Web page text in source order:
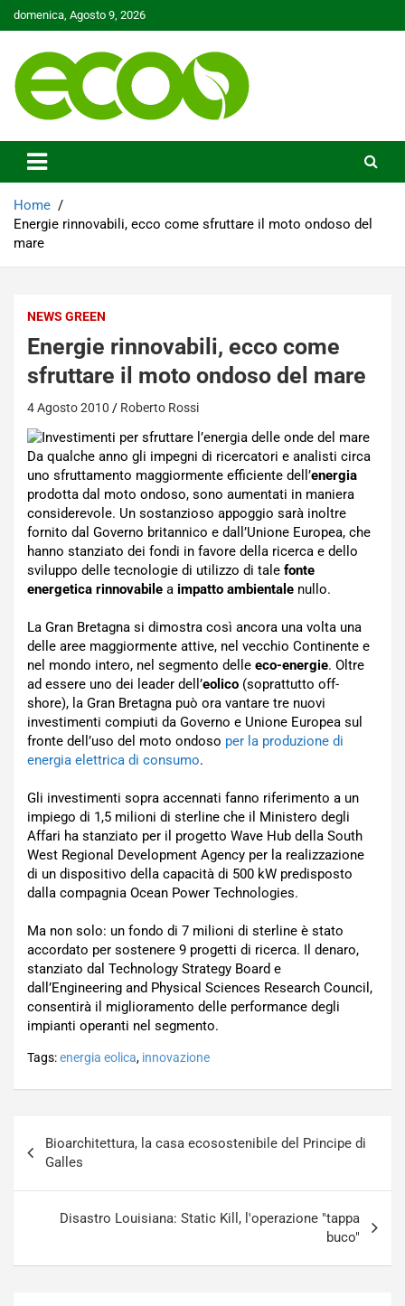
Skip
to
domenica, Agosto 9, 2026
Ecoo.it
Home
Energie rinnovabili, ecco come sfruttare il moto ondoso del
mare
NEWS GREEN
Energie rinnovabili, ecco come
sfruttare il moto ondoso del mare
4 Agosto 2010 Roberto Rossi
Da qualche anno gli impegni di ricercatori e analisti circa
uno sfruttamento maggiormente efficiente dell’energia
prodotta dal moto ondoso, sono aumentati in maniera
considerevole. Un sostanzioso appoggio sarà inoltre
fornito dal Governo britannico e dall’Unione Europea, che
hanno stanziato dei fondi in favore della ricerca e dello
sviluppo delle tecnologie di utilizzo di tale fonte
energetica rinnovabile a impatto ambientale nullo.
La Gran Bretagna si dimostra così ancora una volta una
delle aree maggiormente attive, nel vecchio Continente e
nel mondo intero, nel segmento delle eco-energie. Oltre
ad essere uno dei leader dell’eolico (soprattutto off-
shore), la Gran Bretagna può ora vantare tre nuovi
investimenti compiuti da Governo e Unione Europea sul
fronte dell’uso del moto ondoso per la produzione di
energia elettrica di consumo.
Gli investimenti sopra accennati fanno riferimento a un
impiego di 1,5 milioni di sterline che il Ministero degli
Affari ha stanziato per il progetto Wave Hub della South
West Regional Development Agency per la realizzazione
di un dispositivo della capacità di 500 kW predisposto
dalla compagnia Ocean Power Technologies.
Ma non solo: un fondo di 7 milioni di sterline è stato
accordato per sostenere 9 progetti di ricerca. Il denaro,
stanziato dal Technology Strategy Board e
dall’Engineering and Physical Sciences Research Council,
consentirà il miglioramento delle performance degli
impianti operanti nel segmento.
Tags:energia eolica, innovazione
articoli
Bioarchitettura, la casa ecosostenibile del Principe di
Galles
Disastro Louisiana: Static Kill, l'operazione "tappa
buco"